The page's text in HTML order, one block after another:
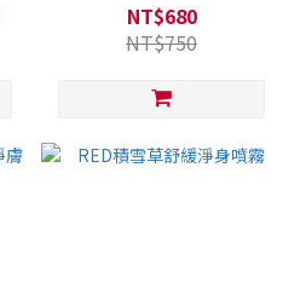
NT$680
NT$750